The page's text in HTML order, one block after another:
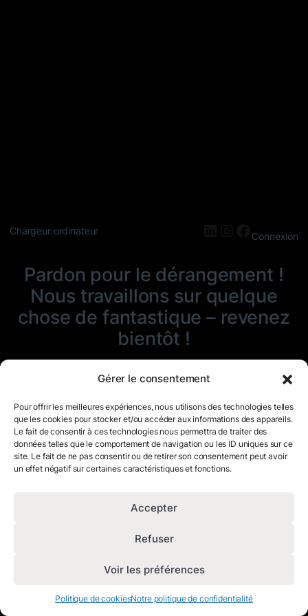
Gérer le consentement
Pour offrir les meilleures expériences, nous utilisons des technologies telles
que les cookies pour stocker et/ou accéder aux informations des appareils.
Le fait de consentir à ces technologies nous permettra de traiter des
données telles que le comportement de navigation ou les ID uniques sur ce
site. Le fait de ne pas consentir ou de retirer son consentement peut avoir
un effet négatif sur certaines caractéristiques et fonctions.
Accepter
Refuser
Voir les préférences
Politique de cookiesNotre politique de confidentialité
Chargeur ordinateur LinkedIn
Instagram
Connexion
Pardon pour le dérangement !
Nous travaillons sur quelque
chose de fantastique – revenez
bientôt !